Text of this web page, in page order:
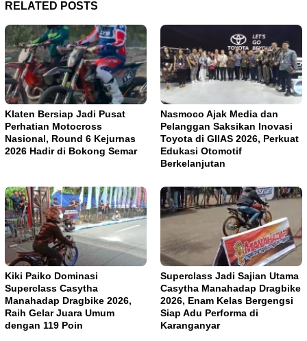
RELATED POSTS
Klaten Bersiap Jadi Pusat
Perhatian Motocross
Nasional, Round 6 Kejurnas
2026 Hadir di Bokong Semar
Nasmoco Ajak Media dan
Pelanggan Saksikan Inovasi
Toyota di GIIAS 2026, Perkuat
Edukasi Otomotif
Berkelanjutan
Kiki Paiko Dominasi
Superclass Casytha
Manahadap Dragbike 2026,
Raih Gelar Juara Umum
dengan 119 Poin
Superclass Jadi Sajian Utama
Casytha Manahadap Dragbike
2026, Enam Kelas Bergengsi
Siap Adu Performa di
Karanganyar